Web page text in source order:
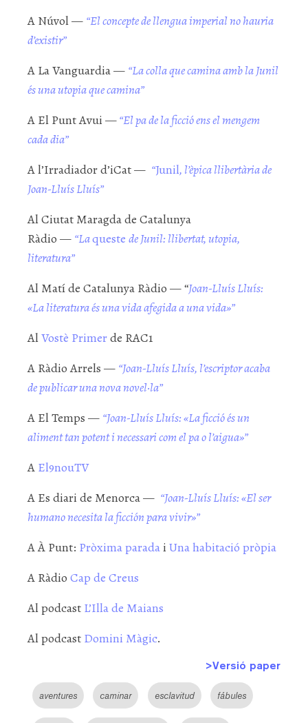
A Núvol — “El concepte de llengua imperial no hauria
d’existir”
A La Vanguardia — “La colla que camina amb la Junil
és una utopia que camina”
A El Punt Avui —“El pa de la ficció ens el mengem
cada dia”
A l’Irradiador d’iCat — “Junil, l’èpica llibertària de
Joan-Lluís Lluís”
Al Ciutat Maragda de Catalunya
Ràdio — “Laqueste de Junil: llibertat, utopia,
literatura”
Al Matí de Catalunya Ràdio — “Joan-Lluís Lluís:
«La literatura és una vida afegida a una vida»”
AlVostè Primerde RAC1
A Ràdio Arrels — “Joan-Lluís Lluís, l’escriptor acaba
de publicar una nova novel·la”
A El Temps — “Joan-Lluís Lluís: «La ficció és un
aliment tan potent i necessari com el pa o l’aigua»”
A El9nouTV
A Es diari de Menorca — “Joan-Lluís Lluís: «El ser
humano necesita la ficción para vivir»”
A À Punt: Pròxima paradai Una habitació pròpia
A Ràdio Cap de Creus
Al podcast L’Illa de Maians
Al podcast Domini Màgic.
>Versió paper
aventures caminar esclavitud fábules